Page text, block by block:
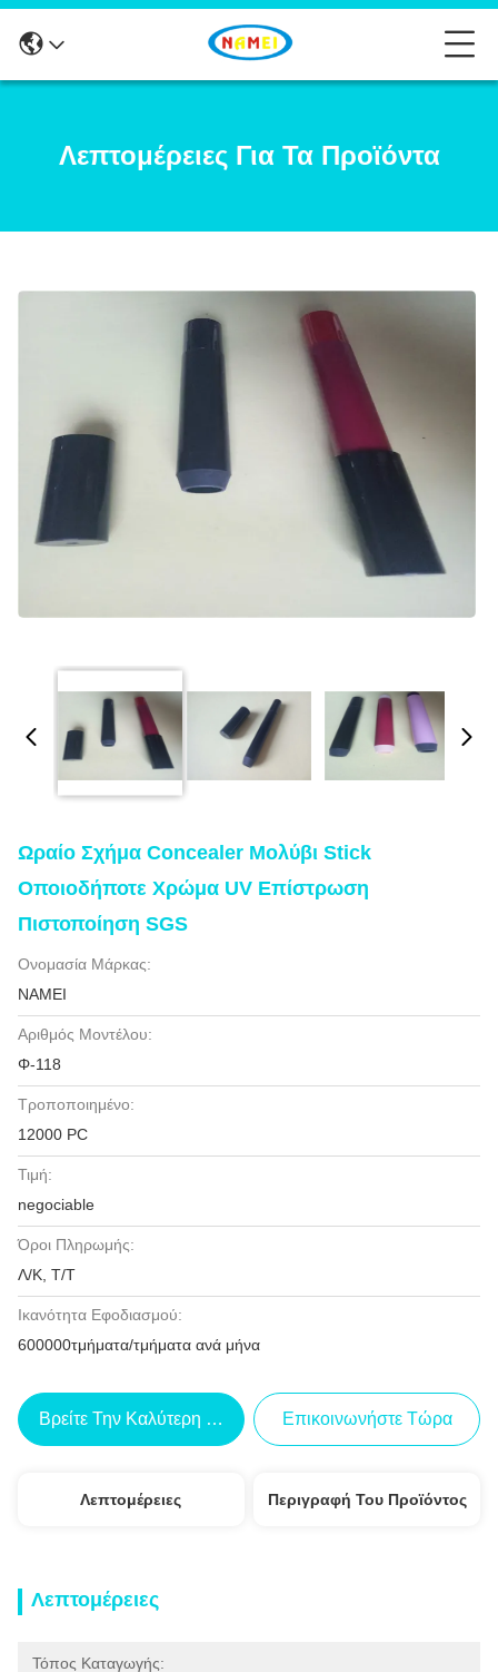
Λεπτομέρειες Για Τα Προϊόντα
Ωραίο Σχήμα Concealer Μολύβι Stick
Οποιοδήποτε Χρώμα UV Επίστρωση
Πιστοποίηση SGS
Ονομασία Μάρκας:
NAMEI
Αριθμός Μοντέλου:
Φ-118
Τροποποιημένο:
12000 PC
Τιμή:
negociable
Όροι Πληρωμής:
Λ/Κ, Τ/Τ
Ικανότητα Εφοδιασμού:
600000τμήματα/τμήματα ανά μήνα
Βρείτε Την Καλύτερη Τιμή Επικοινωνήστε Τώρα
Λεπτομέρειες Περιγραφή Του Προϊόντος
Λεπτομέρειες
Τόπος Καταγωγής: